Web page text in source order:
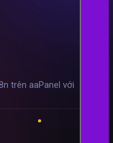
trên aaPanel với